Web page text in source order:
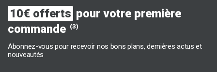
10€ offerts pour votre première
commande (3)
Abonnez-vous pour recevoir nos bons plans, dernières actus et
nouveautés